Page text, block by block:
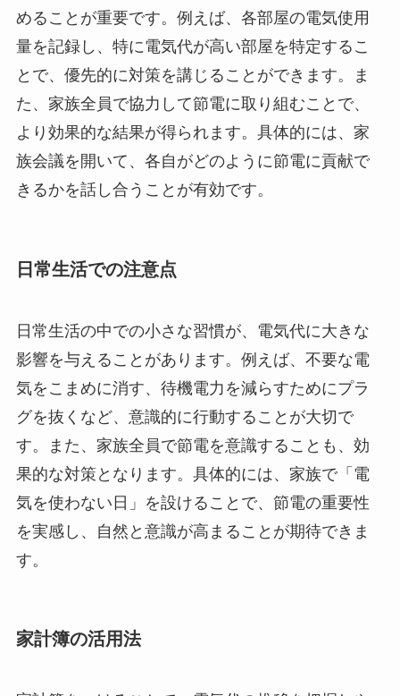
めることが重要です。例えば、各部屋の電気使用
量を記録し、特に電気代が高い部屋を特定するこ
とで、優先的に対策を講じることができます。ま
た、家族全員で協力して節電に取り組むことで、
より効果的な結果が得られます。具体的には、家
族会議を開いて、各自がどのように節電に貢献で
きるかを話し合うことが有効です。
日常生活での注意点
日常生活の中での小さな習慣が、電気代に大きな
影響を与えることがあります。例えば、不要な電
気をこまめに消す、待機電力を減らすためにプラ
グを抜くなど、意識的に行動することが大切で
す。また、家族全員で節電を意識することも、効
果的な対策となります。具体的には、家族で「電
気を使わない日」を設けることで、節電の重要性
を実感し、自然と意識が高まることが期待できま
す。
家計簿の活用法